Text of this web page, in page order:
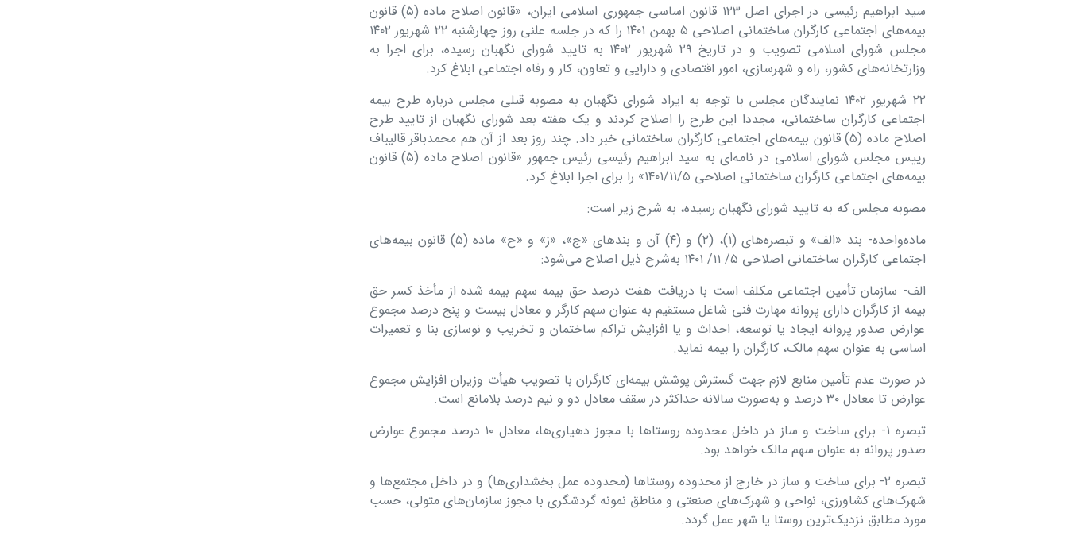
سید ابراهیم رئیسی در اجرای اصل ۱۲۳ قانون اساسی جمهوری اسلامی ایران، «قانون اصلاح ماده (۵) قانون
بیمه‌های اجتماعی کارگران ساختمانی اصلاحی ۵ بهمن ۱۴۰۱ را که در جلسه علنی روز چهارشنبه ۲۲ شهریور ۱۴۰۲
مجلس شورای اسلامی تصویب و در تاریخ ۲۹ شهریور ۱۴۰۲ به تایید شورای نگهبان رسیده، برای اجرا به
وزارتخانه‌های کشور، راه و شهرسازی، امور اقتصادی و دارایی و تعاون، کار و رفاه اجتماعی ابلاغ کرد.
۲۲ شهریور ۱۴۰۲ نمایندگان مجلس با توجه به ایراد شورای نگهبان به مصوبه قبلی مجلس درباره طرح بیمه
اجتماعی کارگران ساختمانی، مجددا این طرح را اصلاح کردند و یک هفته بعد شورای نگهبان از تایید طرح
اصلاح ماده (۵) قانون بیمه‌های اجتماعی کارگران ساختمانی خبر داد. چند روز بعد از آن هم محمدباقر قالیباف
رییس مجلس شورای اسلامی در نامه‌ای به سید ابراهیم رئیسی رئیس جمهور «قانون اصلاح ماده (۵) قانون
بیمه‌های اجتماعی کارگران ساختمانی اصلاحی ۱۴۰۱/۱۱/۵» را برای اجرا ابلاغ کرد.
مصوبه مجلس که به تایید شورای نگهبان رسیده، به شرح زیر است:
ماده‌واحده- بند «الف» و تبصره‌های (۱)، (۲) و (۴) آن و بندهای «ج»، «ز» و «ح» ماده (۵) قانون بیمه‌های
اجتماعی کارگران ساختمانی اصلاحی ۵/ ۱۱/ ۱۴۰۱ به‌شرح ذیل اصلاح می‌شود:
الف- سازمان تأمین اجتماعی مکلف است با دریافت هفت درصد حق بیمه سهم بیمه شده از مأخذ کسر حق
بیمه از کارگران دارای پروانه مهارت فنی شاغل مستقیم به عنوان سهم کارگر و معادل بیست و پنج درصد مجموع
عوارض صدور پروانه ایجاد یا توسعه، احداث و یا افزایش تراکم ساختمان و تخریب و نوسازی بنا و تعمیرات
اساسی به عنوان سهم مالک، کارگران را بیمه نماید.
در صورت عدم تأمین منابع لازم جهت گسترش پوشش بیمه‌ای کارگران با تصویب هیأت وزیران افزایش مجموع
عوارض تا معادل ۳۰ ‌درصد و به‌صورت سالانه حداکثر در سقف معادل دو و نیم درصد بلامانع است.
تبصره ۱- برای ساخت ‌و ‌ساز در داخل محدوده روستاها با مجوز دهیاری‌ها، معادل ۱۰ ‌درصد مجموع عوارض
صدور پروانه به عنوان سهم مالک خواهد بود.
تبصره ۲- برای ساخت ‌و ساز در خارج از محدوده روستاها (محدوده عمل بخشداری‌ها) و در داخل مجتمع‌ها و
شهرک‌های کشاورزی، نواحی و شهرک‌های صنعتی و مناطق نمونه گردشگری با مجوز سازمان‌های متولی، حسب
مورد مطابق نزدیک‌ترین روستا یا شهر عمل گردد.